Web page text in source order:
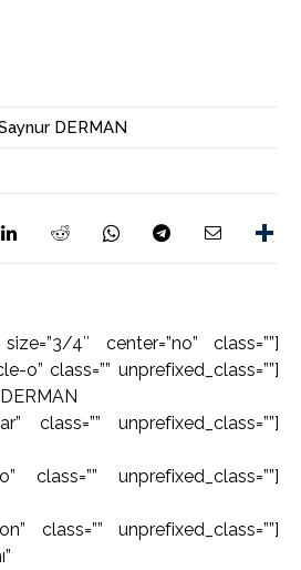
DERMAN
4″ center=”no” class=””]
o” class=”” unprefixed_class=””]
class=”” unprefixed_class=””]
class=”” unprefixed_class=””]
class=”” unprefixed_class=””]